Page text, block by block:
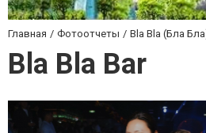
Главная Фотоотчеты Bla Bla (Бла
Bla Bla Bar